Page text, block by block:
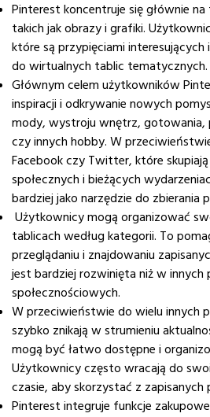
Pinterest koncentruje się głównie
takich jak obrazy i grafiki.
które są przypięciami
do wirtualnych tablic tematycznych.
Głównym celem użytkowników
inspiracji i odkrywanie nowych
mody, wystroju wnętrz, gotowania,
czy innych hobby. W
Facebook czy Twitter, które
społecznych i bieżących
bardziej jako narzędzie do zbierania
Użytkownicy mogą organizować
tablicach według kategorii. To
przeglądaniu i znajdowaniu
jest bardziej rozwinięta niż w innych
społecznościowych.
W przeciwieństwie do wielu innych
szybko znikają w strumieniu
mogą być łatwo dostępne i
Użytkownicy często wracają do
czasie, aby skorzystać z zapisanych
Pinterest integruje funkcje